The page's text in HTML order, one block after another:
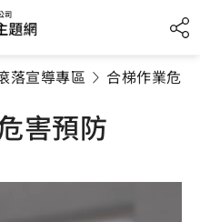
落宣導專區 合梯作業危
害預防